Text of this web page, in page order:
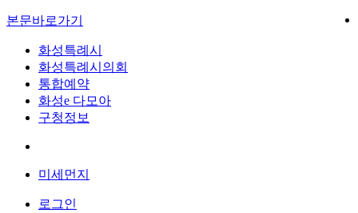
본문바로가기
화성특례시
화성특례시의회
통합예약
화성e 다모아
구청정보
미세먼지
로그인